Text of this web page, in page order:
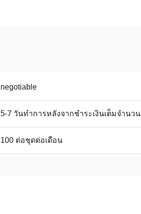
negotiable
5-7 วันทำการหลังจากชำระเงินเต็มจำนวน
100 ต่อชุดต่อเดือน